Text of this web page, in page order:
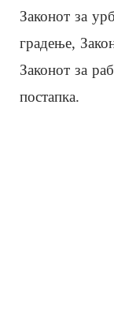
Законот за
градење,
Законот за
постапка.